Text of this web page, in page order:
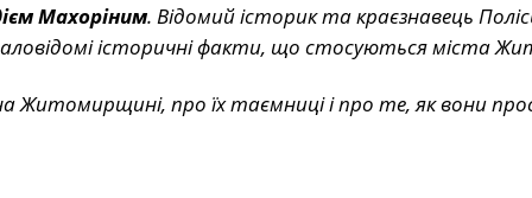
Махоріним. Відомий історик та краєзнавець
історичні факти, що стосуються міста
Житомирщині, про їх таємниці і про те, як вони